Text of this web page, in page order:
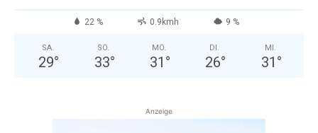
22 % 0.9kmh 9 %
SA.
29°
SO.
33°
MO.
31 °
DI.
26°
MI.
31 °
Anzeige